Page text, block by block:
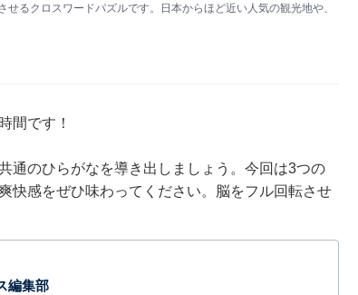
るクロスワードパズルです。日本からほど近い人気の観光地や、
間です！
通のひらがなを導き出しましょう。今回は3つの
快感をぜひ味わってください。脳をフル回転させ
編集部